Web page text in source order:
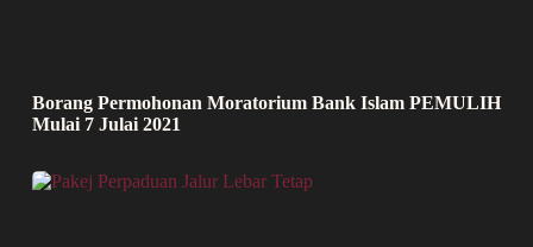
Borang Permohonan Moratorium Bank Islam PEMULIH
Mulai 7 Julai 2021